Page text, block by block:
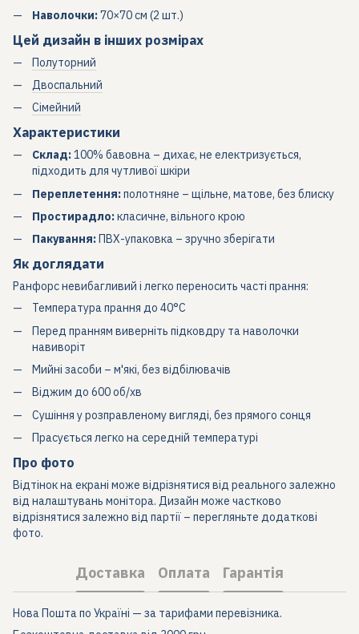
Наволочки:70×70 см (2 шт.)
Цей дизайн в інших розмірах
Полуторний
Двоспальний
Сімейний
Характеристики
Склад:100% бавовна – дихає, не електризується,
підходить для чутливої шкіри
Переплетення:полотняне – щільне, матове, без блиску
Простирадло:класичне, вільного крою
Пакування: ПВХ-упаковка – зручно зберігати
Як доглядати
Ранфорс невибагливий і легко переносить часті прання:
Температура прання до 40°C
Перед пранням виверніть підковдру та наволочки
навиворіт
Мийні засоби – м'які, без відбілювачів
Віджим до 600 об/хв
Сушіння у розправленому вигляді, без прямого сонця
Прасується легко на середній температурі
Про фото
Відтінок на екрані може відрізнятися від реального залежно
від налаштувань монітора. Дизайн може частково
відрізнятися залежно від партії – перегляньте додаткові
фото.
Доставка Оплата Гарантія
Нова Пошта по Україні — за тарифами перевізника.